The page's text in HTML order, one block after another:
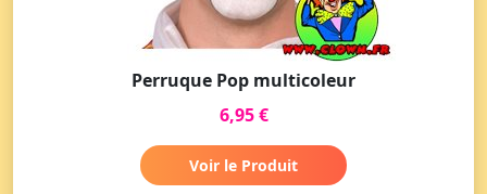
Perruque Pop multicoleur
6,95 €
Voir le Produit